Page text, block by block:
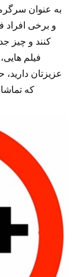
به عنوان
و برخی افراد
کنند و چیز
فیلم
عزیزتان
که